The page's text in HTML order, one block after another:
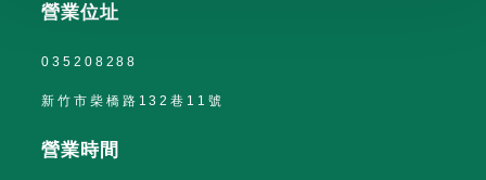
營業位址
035208288
新竹市柴橋路132巷11號
營業時間